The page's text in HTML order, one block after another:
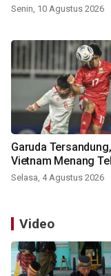
Senin, 10 Agustus 2026
Garuda Tersandung,
Vietnam Menang
Selasa, 4 Agustus 2026
Video